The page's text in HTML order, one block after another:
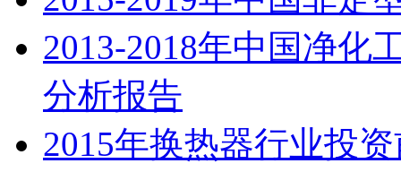
2013-2018年中国净化
分析报告
2015年换热器行业投